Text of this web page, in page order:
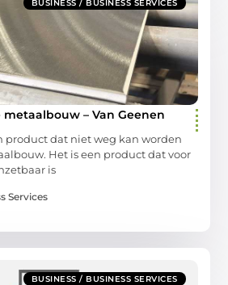
BUSINESS / BUSINESS SERVICES
metaalbouw – Van Geenen
product dat niet weg kan worden
Het is een product dat voor
is
Services
BUSINESS / BUSINESS SERVICES